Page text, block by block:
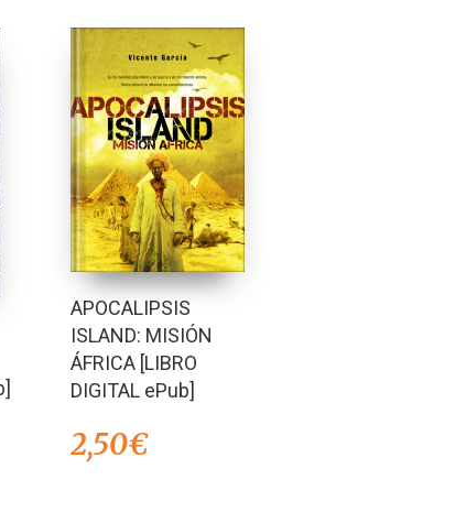
APOCALIPSIS
ISLAND: MISIÓN
ÁFRICA [LIBRO
DIGITAL ePub]
2,50€